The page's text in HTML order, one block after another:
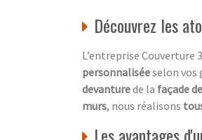
Découvrez les
L’entreprise Couverture
personnaliséeselon vos
devanturede la façade
murs, nous réalisons